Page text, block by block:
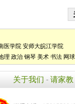
医学院 安师大皖江学院
理 政治 钢琴 美术 书法 网球
关于我们 - 请家教